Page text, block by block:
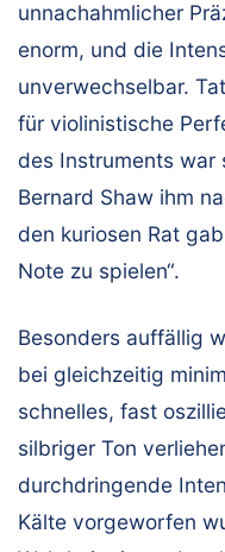
unnachahmlicher
enorm, und die
unverwechselbar.
für violinistische
des Instruments war
Bernard Shaw ihm
den kuriosen Rat
Note zu spielen“.
Besonders auffällig
bei gleichzeitig
schnelles, fast
silbriger Ton
durchdringende
Kälte vorgeworfen